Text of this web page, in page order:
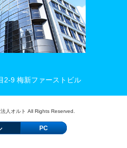
2-9 梅新ファーストビル
人オルト All Rights Reserved.
PC